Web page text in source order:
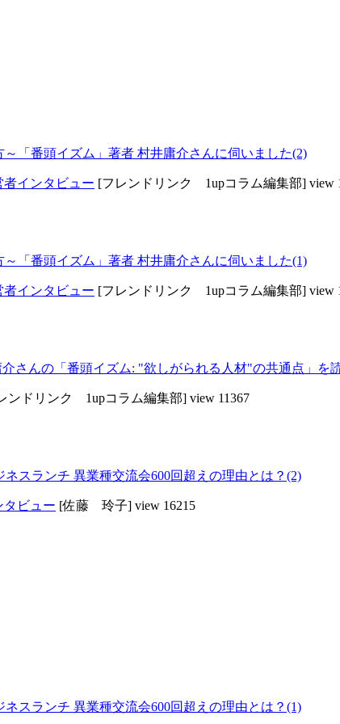
「番頭イズム」著者 村井庸介さんに伺いました(2)
者インタビュー [フレンドリンク 1upコラム編集部] view
「番頭イズム」著者 村井庸介さんに伺いました(1)
者インタビュー [フレンドリンク 1upコラム編集部] view
さんの「番頭イズム: "欲しがられる人材"の共通点」を
ンドリンク 1upコラム編集部] view 11367
スランチ 異業種交流会600回超えの理由とは？(2)
タビュー [佐藤 玲子] view 16215
スランチ 異業種交流会600回超えの理由とは？(1)